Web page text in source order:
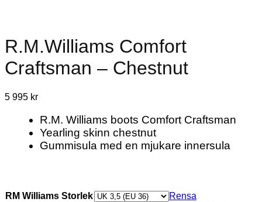
R.M.Williams Comfort
Craftsman – Chestnut
5 995 kr
R.M. Williams boots Comfort Craftsman
Yearling skinn chestnut
Gummisula med en mjukare innersula
RM Williams Storlek
Rensa